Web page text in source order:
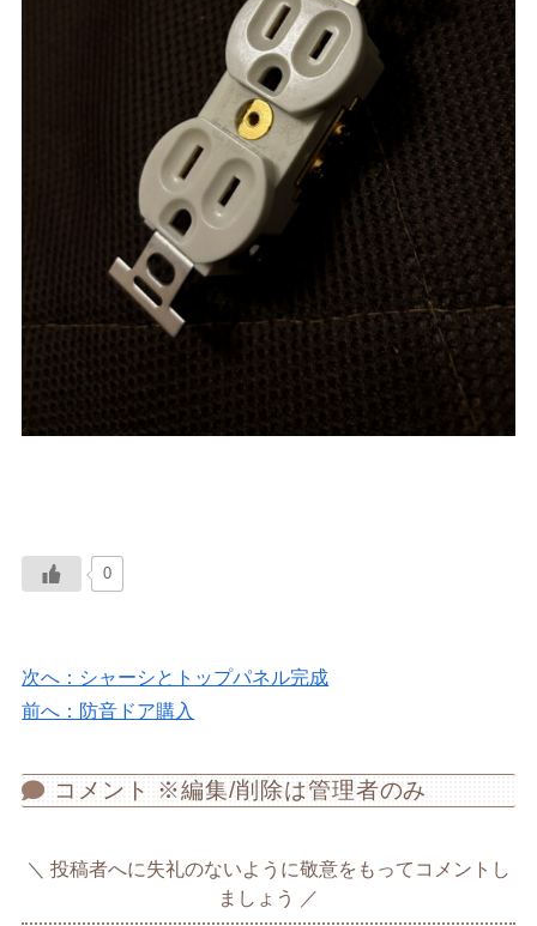
0
次へ：シャーシとトップパネル完成
前へ：防音ドア購入
コメント ※編集/削除は管理者のみ
投稿者へに失礼のないように敬意をもってコメントし
ましょう